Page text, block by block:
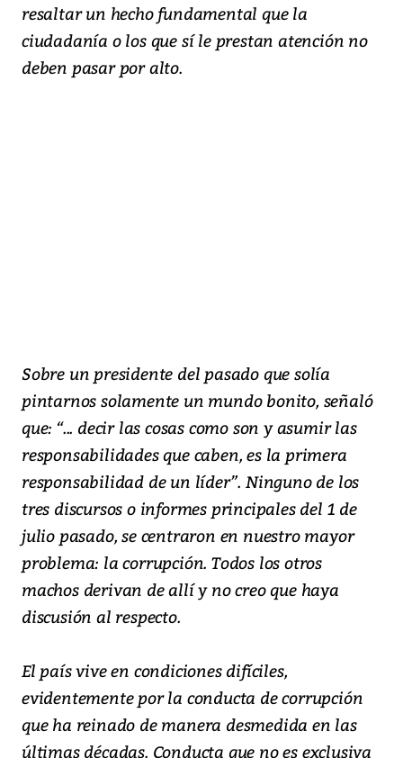
resaltar un hecho fundamental que la
ciudadanía o los que sí le prestan atención no
deben pasar por alto.
Sobre un presidente del pasado que solía
pintarnos solamente un mundo bonito, señaló
que: “... decir las cosas como son y asumir las
responsabilidades que caben, es la primera
responsabilidad de un líder”. Ninguno de los
tres discursos o informes principales del 1 de
julio pasado, se centraron en nuestro mayor
problema: la corrupción. Todos los otros
machos derivan de allí y no creo que haya
discusión al respecto.
El país vive en condiciones difíciles,
evidentemente por la conducta de corrupción
que ha reinado de manera desmedida en las
últimas décadas. Conducta que no es exclusiva